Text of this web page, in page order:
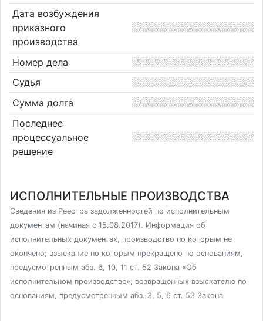
Дата возбуждения
приказного
производства
Номер дела
Судья
Сумма долга
Последнее
процессуальное
решение
ИСПОЛНИТЕЛЬНЫЕ ПРОИЗВОДСТВА
Сведения из Реестра задолженностей по исполнительным
документам (начиная с 15.08.2017). Информация об
исполнительных документах, производство по которым не
окончено; взыскание по которым прекращено по основаниям,
предусмотренным абз. 6, 10, 11 ст. 52 Закона «Об
исполнительном производстве»; возвращенных взыскателю по
основаниям, предусмотренным абз. 3, 5, 6 ст. 53 Закона